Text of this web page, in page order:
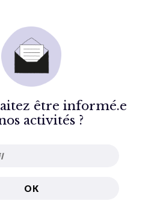
être informé.e
activités ?